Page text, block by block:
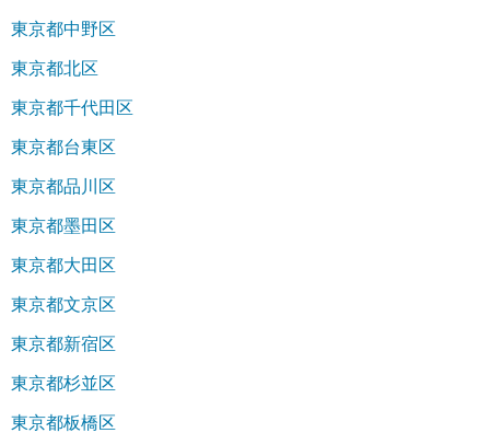
東京都中野区
東京都北区
東京都千代田区
東京都台東区
東京都品川区
東京都墨田区
東京都大田区
東京都文京区
東京都新宿区
東京都杉並区
東京都板橋区